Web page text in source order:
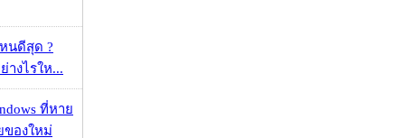
นดีสุด ?
างไรให...
ที่หาย
องใหม่